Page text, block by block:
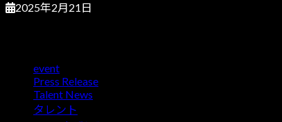
2025年2月21日
event
Press Release
Talent News
タレント